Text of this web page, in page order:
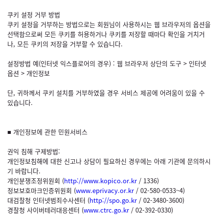
쿠키 설정 거부 방법
쿠키 설정을 거부하는 방법으로는 회원님이 사용하시는 웹 브라우저의 옵션을
선택함으로써 모든 쿠키를 허용하거나 쿠키를 저장할 때마다 확인을 거치거
나, 모든 쿠키의 저장을 거부할 수 있습니다.
설정방법 예(인터넷 익스플로어의 경우) : 웹 브라우저 상단의 도구 > 인터넷
옵션 > 개인정보
단, 귀하께서 쿠키 설치를 거부하였을 경우 서비스 제공에 어려움이 있을 수
있습니다.
■ 개인정보에 관한 민원서비스
권익 침해 구제방법:
개인정보침해에 대한 신고나 상담이 필요하신 경우에는 아래 기관에 문의하시
기 바랍니다.
개인분쟁조정위원회 (http://www.kopico.or.kr / 1336)
정보보호마크인증위원회 (www.eprivacy.or.kr / 02-580-0533~4)
대검찰청 인터넷범죄수사센터 (http://spo.go.kr / 02-3480-3600)
경찰청 사이버테러대응센터 (www.ctrc.go.kr / 02-392-0330)